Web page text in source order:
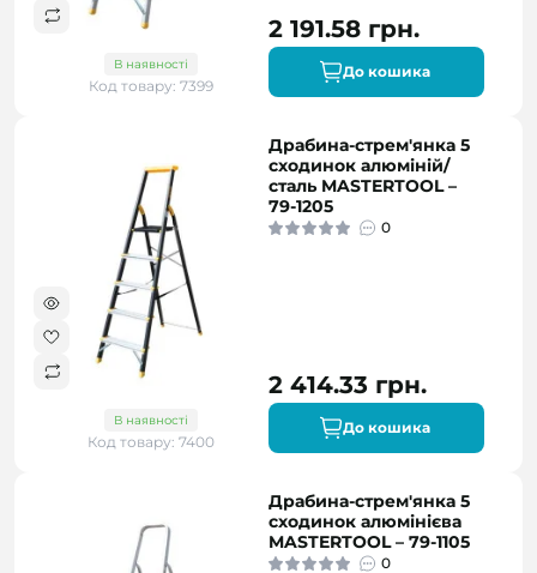
В наявності
Код товару: 7399
2 191.58 грн.
До кошика
В наявності
Код товару: 7400
Драбина-стрем'янка 5
сходинок алюміній/
сталь MASTERTOOL –
79-1205
0
2 414.33 грн.
До кошика
Драбина-стрем'янка 5
сходинок алюмінієва
MASTERTOOL – 79-1105
0